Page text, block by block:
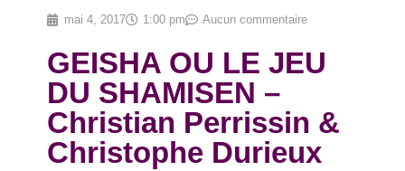
mai 4, 2017 1:00 pm Aucun commentaire
GEISHA OU LE JEU
DU SHAMISEN –
Christian Perrissin &
Christophe Durieux